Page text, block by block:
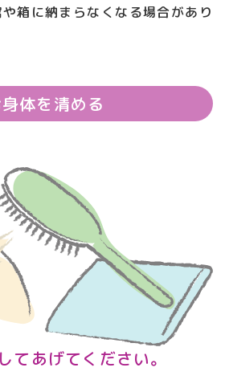
箱に納まらなくなる場合があり
体を清める
てあげてください。